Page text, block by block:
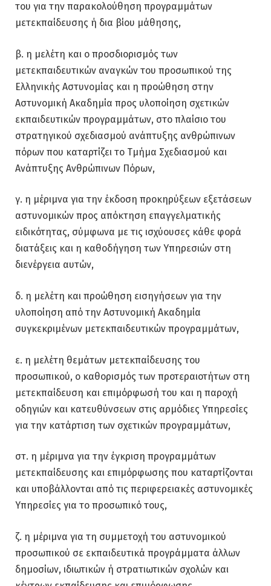
του για την παρακολούθηση προγραμμάτων
μετεκπαίδευσης ή δια βίου μάθησης,
β. η μελέτη και ο προσδιορισμός των
μετεκπαιδευτικών αναγκών του προσωπικού της
Ελληνικής Αστυνομίας και η προώθηση στην
Αστυνομική Ακαδημία προς υλοποίηση σχετικών
εκπαιδευτικών προγραμμάτων, στο πλαίσιο του
στρατηγικού σχεδιασμού ανάπτυξης ανθρώπινων
πόρων που καταρτίζει το Τμήμα Σχεδιασμού και
Ανάπτυξης Ανθρώπινων Πόρων,
γ. η μέριμνα για την έκδοση προκηρύξεων εξετάσεων
αστυνομικών προς απόκτηση επαγγελματικής
ειδικότητας, σύμφωνα με τις ισχύουσες κάθε φορά
διατάξεις και η καθοδήγηση των Υπηρεσιών στη
διενέργεια αυτών,
δ. η μελέτη και προώθηση εισηγήσεων για την
υλοποίηση από την Αστυνομική Ακαδημία
συγκεκριμένων μετεκπαιδευτικών προγραμμάτων,
ε. η μελέτη θεμάτων μετεκπαίδευσης του
προσωπικού, ο καθορισμός των προτεραιοτήτων στη
μετεκπαίδευση και επιμόρφωσή του και η παροχή
οδηγιών και κατευθύνσεων στις αρμόδιες Υπηρεσίες
για την κατάρτιση των σχετικών προγραμμάτων,
στ. η μέριμνα για την έγκριση προγραμμάτων
μετεκπαίδευσης και επιμόρφωσης που καταρτίζονται
και υποβάλλονται από τις περιφερειακές αστυνομικές
Υπηρεσίες για το προσωπικό τους,
ζ. η μέριμνα για τη συμμετοχή του αστυνομικού
προσωπικού σε εκπαιδευτικά προγράμματα άλλων
δημοσίων, ιδιωτικών ή στρατιωτικών σχολών και